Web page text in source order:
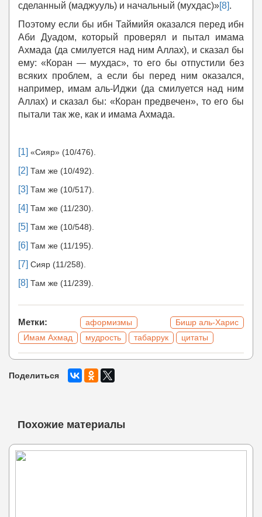
сделанный (маджууль) и начальный (мухдас)»[8].
Поэтому если бы ибн Таймийя оказался перед ибн
Аби Дуадом, который проверял и пытал имама
Ахмада (да смилуется над ним Аллах), и сказал бы
ему: «Коран — мухдас», то его бы отпустили без
всяких проблем, а если бы перед ним оказался,
например, имам аль-Иджи (да смилуется над ним
Аллах) и сказал бы: «Коран предвечен», то его бы
пытали так же, как и имама Ахмада.
[1] «Сияр» (10/476).
[2] Там же (10/492).
[3] Там же (10/517).
[4] Там же (11/230).
[5] Там же (10/548).
[6] Там же (11/195).
[7] Сияр (11/258).
[8] Там же (11/239).
Метки: аформизмы
Бишр аль-Харис
Имам Ахмад
мудрость табаррук цитаты
Поделиться
Похожие материалы